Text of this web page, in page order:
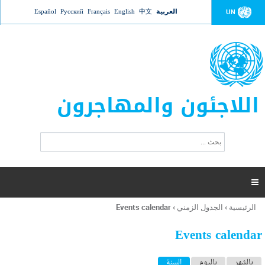
Jump to navigation UN العربية 中文
English
Français
Русский
Español
اللاجئون والمهاجرون
ت
ر
ل
ح
ب

أنت
هنا
الرئيسية › الجدول الزمني ›
Events calendar
Events calendar